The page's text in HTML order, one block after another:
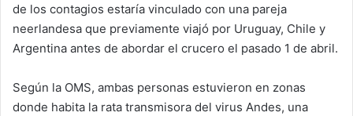
de los contagios estaría vinculado con una pareja
neerlandesa que previamente viajó por Uruguay, Chile y
Argentina antes de abordar el crucero el pasado 1 de abril.
Según la OMS, ambas personas estuvieron en zonas
donde habita la rata transmisora del virus Andes, una